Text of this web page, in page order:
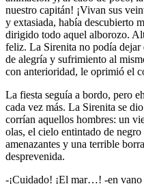
nuestro capitán! ¡Vivan sus
y extasiada, había descubierto
dirigido todo aquel alborozo.
feliz. La Sirenita no podía dejar
de alegría y sufrimiento al
con anterioridad, le oprimió el
La fiesta seguía a bordo, pero
cada vez más. La Sirenita se
corrían aquellos hombres: un
olas, el cielo entintado de
amenazantes y una terrible
desprevenida.
-¡Cuidado! ¡El mar…! -en